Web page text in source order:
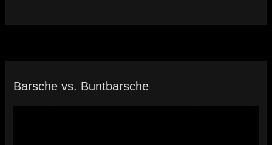
Barsche vs. Buntbarsche